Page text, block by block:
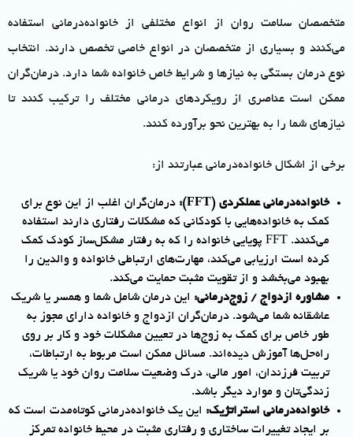
متخصصان سلامت روان از انواع مختلفی از خانواده‌درمانی استفاده
می‌کنند و بسیاری از متخصصان در انواع خاصی تخصص دارند. انتخاب
نوع درمان بستگی به نیازها و شرایط خاص خانواده شما دارد. درمان‌گران
ممکن است عناصری از رویکردهای درمانی مختلف را ترکیب کنند تا
نیازهای شما را به بهترین نحو برآورده کنند.
برخی از اشکال خانواده‌درمانی عبارتند از:
خانواده‌درمانی عملکردی (FFT
): درمان‌گران اغلب از این نوع برای
کمک به خانواده‌هایی با کودکانی که مشکلات رفتاری دارند استفاده
می‌کنند. FFT پویایی خانواده را که به رفتار مشکل‌ساز کودک کمک
کرده است ارزیابی می‌کند، مهارت‌های ارتباطی خانواده و والدین را
بهبود می‌بخشد و از تقویت مثبت حمایت می‌کند.
مشاوره ازدواج / زوج‌درمانی: این درمان شامل شما و همسر یا شریک
عاشقانه شما می‌شود. درمان‌گران ازدواج و خانواده دارای مجوز به
طور خاص برای کمک به زوج‌ها در تعیین مشکلات خود و کار بر روی
راه‌حل‌ها آموزش دیده‌اند. مسائل ممکن است مربوط به ارتباطات،
تربیت فرزندان، امور مالی، درک وضعیت سلامت روان خود یا شریک
زندگی‌تان و موارد دیگر باشد.
خانواده‌درمانی استراتژیک: این یک خانواده‌درمانی کوتاه‌مدت است که
بر ایجاد تغییرات ساختاری و رفتاری مثبت در محیط خانواده تمرکز